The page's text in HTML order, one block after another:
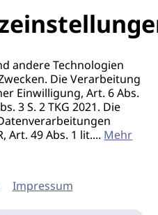
andere Technologien
Die Verarbeitung
Einwilligung, Art. 6 Abs.
3 S. 2 TKG 2021. Die
Art. 49 Abs. 1 lit....Mehr
Impressum